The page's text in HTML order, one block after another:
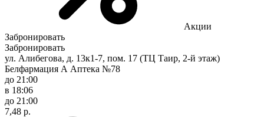
Акции
Забронировать
Забронировать
ул. Алибегова, д. 13к1-7, пом. 17 (ТЦ Таир, 2-й этаж)
Белфармация А Аптека №78
до 21:00
в 18:06
до 21:00
7,48 р.